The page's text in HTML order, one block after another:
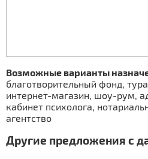
Возможные варианты
благотворительный фонд,
интернет-магазин, шоу-рум,
кабинет психолога,
агентство
Другие предложения с